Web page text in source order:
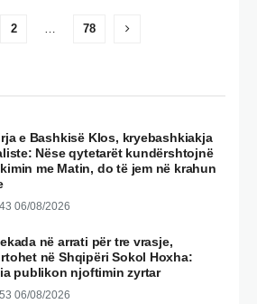
2 78
e Bashkisë Klos, kryebashkiakja
Nëse qytetarët kundërshtojnë
me Matin, do të jem në krahun
06/08/2026
në arrati për tre vrasje,
në Shqipëri Sokol Hoxha:
publikon njoftimin zyrtar
06/08/2026